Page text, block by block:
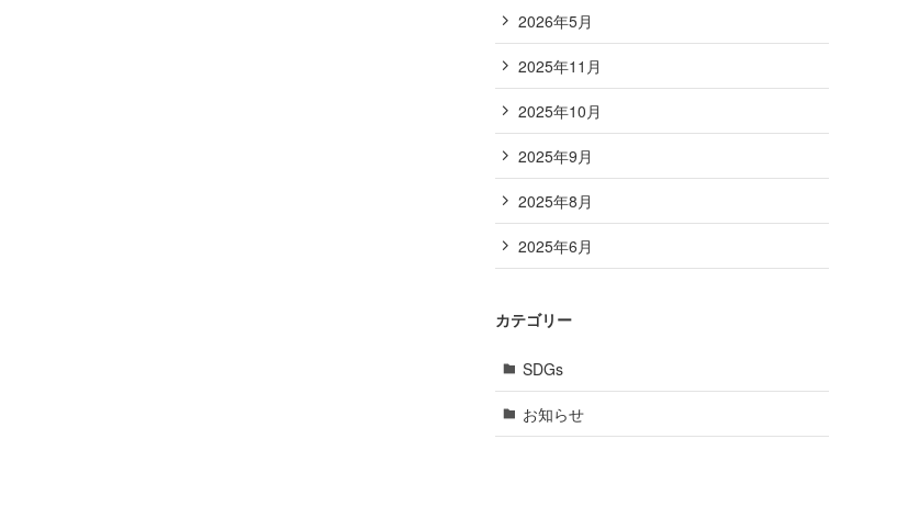
2026年5月
2025年11月
2025年10月
2025年9月
2025年8月
2025年6月
カテゴリー
SDGs
お知らせ